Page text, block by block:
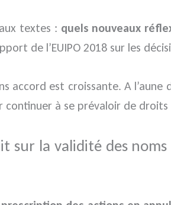
textes : quels nouveaux
de l’EUIPO 2018 sur les
accord est croissante. A
à se prévaloir de
sur la validité des